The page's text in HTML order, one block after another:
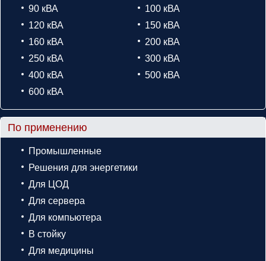
90 кВА
100 кВА
120 кВА
150 кВА
160 кВА
200 кВА
250 кВА
300 кВА
400 кВА
500 кВА
600 кВА
По применению
Промышленные
Решения для энергетики
Для ЦОД
Для сервера
Для компьютера
В стойку
Для медицины